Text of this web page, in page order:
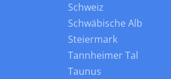
Schweiz
Schwäbische Alb
Steiermark
Tannheimer Tal
Taunus